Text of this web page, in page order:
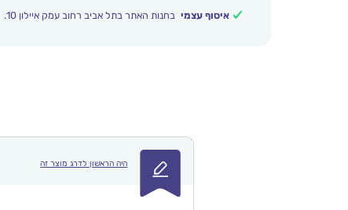
איסוף עצמי בחנות האתר בתל אביב רחוב עמק איילון 10.
היה הראשון לדרג מוצר זה